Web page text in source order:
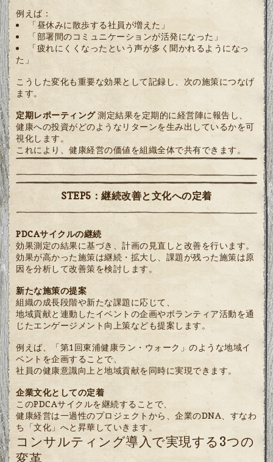
例えば：
「昼休みに散歩する社員が増えた」
「部署間のコミュニケーションが活発になった」
「疲れにくくなったという声が多く聞かれるようになっ
た」
こうした変化も重要な効果として記録し、次の施策につなげ
ます。
定期レポーティング測定結果を定期的に経営陣に報告し、
健康への投資がどのようなリターンを生み出しているかを可
視化します。
これにより、健康経営の価値を組織全体で共有できます。
STEP5：継続改善と文化への定着
PDCAサイクルの継続
効果測定の結果に基づき、計画の見直しと改善を行います。
効果が高かった施策は継続・拡大し、課題が残った施策は原
因を分析して改善策を検討します。
新たな施策の提案
組織の成長段階や新たな課題に応じて、
地域貢献と連動したイベントの企画やボランティア活動を通
じたエンゲージメント向上策なども提案します。
例えば、「第1回東浦健康ラン・ウォーク」のような地域イ
ベントを企画することで、
社員の健康意識向上と地域貢献を同時に実現できます。
企業文化としての定着
このPDCAサイクルを継続することで、
健康経営は一過性のプロジェクトから、企業のDNA、すなわ
ち「文化」へと昇華していきます。
コンサルティング導入で実現する3つの
変革